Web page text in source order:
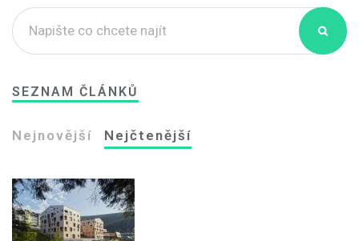
SEZNAM ČLÁNKŮ
Nejnovější Nejčtenější